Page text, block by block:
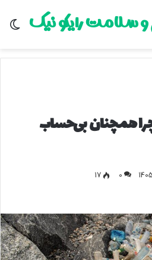
سلامت رایکو نیک
همچنان بی‌حساب
0
17